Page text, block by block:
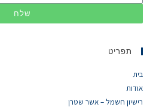
שלח
תפריט
בית
אודות
רישיון חשמל – אשר שטרן